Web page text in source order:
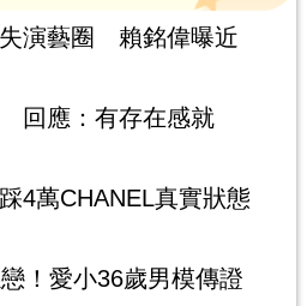
演藝圈 賴銘偉曝近
回應：有存在感就
4萬CHANEL真實狀態
！愛小36歲男模傳證